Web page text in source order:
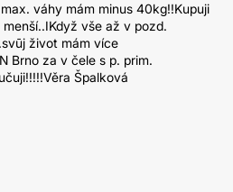
váhy mám minus 40kg!!Kupuji
vše až v pozd.
život mám více
Brno za v čele s p. prim.
Špalková